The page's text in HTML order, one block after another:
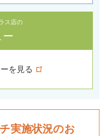
ス店の
を見る
実施状況のお